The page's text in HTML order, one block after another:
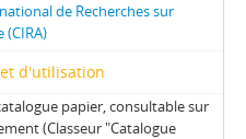
de Recherches sur
(CIRA)
d'utilisation
papier, consultable sur
(Classeur "Catalogue